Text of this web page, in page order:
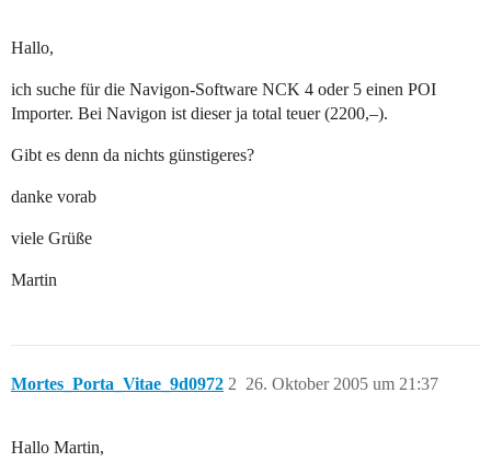
Hallo,
ich suche für die Navigon-Software NCK 4 oder 5 einen POI
Importer. Bei Navigon ist dieser ja total teuer (2200,–).
Gibt es denn da nichts günstigeres?
danke vorab
viele Grüße
Martin
Mortes_Porta_Vitae_9d0972 26. Oktober 2005 um 21:37
2
Hallo Martin,